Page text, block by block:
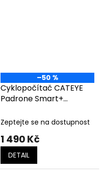
–50 %
Cyklopočítač CATEYE
Padrone Smart+
Zeptejte se na dostupnost
1 490 Kč
DETAIL